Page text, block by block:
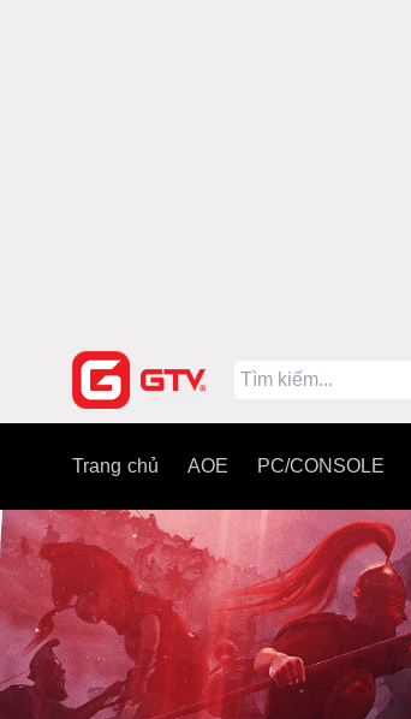
Trang chủ AOE PC/CONSOLE